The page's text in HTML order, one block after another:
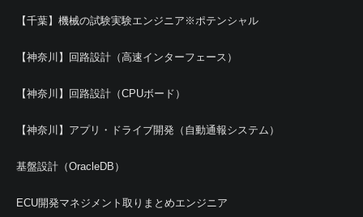
【千葉】機械の試験実験エンジニア※ポテンシャル
【神奈川】回路設計（高速インターフェース）
【神奈川】回路設計（CPUボード）
【神奈川】アプリ・ドライブ開発（自動通報システム）
基盤設計（OracleDB）
ECU開発マネジメント取りまとめエンジニア